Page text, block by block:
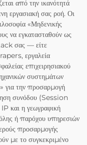
από την ικανότητά
εργασιακή σας ροή. Οι
«Μηδενικής
να εγκατασταθούν ως
σας — είτε
εργαλεία
επιχειρησιακού
συστημάτων
για την προσαρμογή
συνόδου (Session
και η γεωγραφική
ή παρόχου υπηρεσιών
προσαρμογής
με το συγκεκριμένο